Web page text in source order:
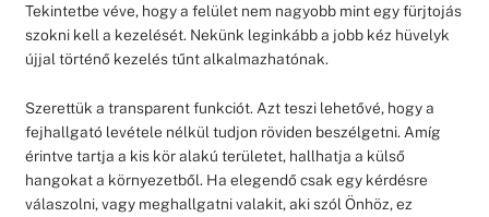
Tekintetbe véve, hogy a felület nem nagyobb mint egy fürjtojás
szokni kell a kezelését. Nekünk leginkább a jobb kéz hüvelyk
újjal történő kezelés tűnt alkalmazhatónak.
Szerettük a transparent funkciót. Azt teszi lehetővé, hogy a
fejhallgató levétele nélkül tudjon röviden beszélgetni. Amíg
érintve tartja a kis kör alakú területet, hallhatja a külső
hangokat a környezetből. Ha elegendő csak egy kérdésre
válaszolni, vagy meghallgatni valakit, aki szól Önhöz, ez